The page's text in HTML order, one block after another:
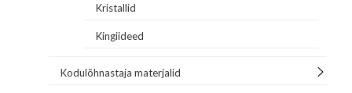
Kristallid
Kingiideed
Kodulõhnastaja materjalid